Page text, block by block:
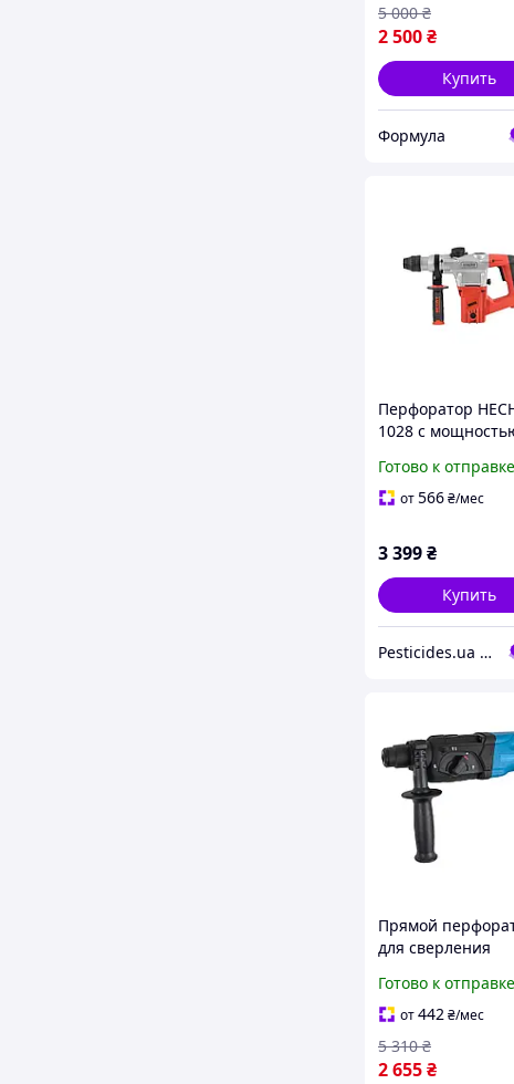
комплекте
2 500₴
5 000 ₴
Купить
Формула
Перфоратор
1028 с
строительных
Готово к отправке
от566₴/мес
3 399₴
Купить
Pesticides.ua - Аграрная продукция и не только !!!
Прямой
для сверления
920 BH 24 для
сетевые
Готово к отправке
от442₴/мес
2 655₴
5 310 ₴